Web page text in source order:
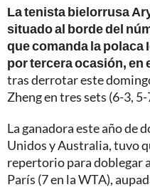
La tenista bielorrusa
situado al borde del
que comanda la polaca
por tercera ocasión, en
tras derrotar este
Zheng en tres sets (6-3, 5-
La ganadora este año de
Unidos y Australia, tuvo
repertorio para doblegar
París (7 en la WTA),